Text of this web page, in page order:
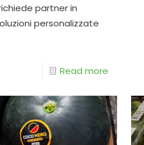
partner in
personalizzate
Read more